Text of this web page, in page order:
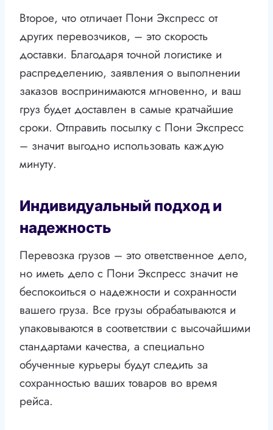
Второе, что отличает Пони Экспресс от
других перевозчиков, – это скорость
доставки. Благодаря точной логистике и
распределению, заявления о выполнении
заказов воспринимаются мгновенно, и ваш
груз будет доставлен в самые кратчайшие
сроки. Отправить посылку с Пони Экспресс
– значит выгодно использовать каждую
минуту.
Индивидуальный подход и
надежность
Перевозка грузов – это ответственное дело,
но иметь дело с Пони Экспресс значит не
беспокоиться о надежности и сохранности
вашего груза. Все грузы обрабатываются и
упаковываются в соответствии с высочайшими
стандартами качества, а специально
обученные курьеры будут следить за
сохранностью ваших товаров во время
рейса.